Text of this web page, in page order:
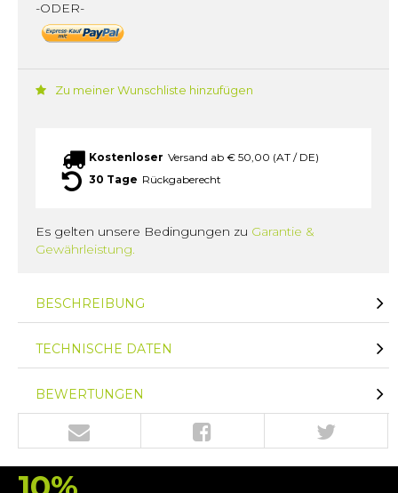
-ODER-
Zu meiner Wunschliste hinzufügen
Kostenloser Versand ab € 50,00 (AT / DE)
30 Tage Rückgaberecht
Es gelten unsere Bedingungen zu Garantie &
Gewährleistung.
BESCHREIBUNG
TECHNISCHE DATEN
BEWERTUNGEN